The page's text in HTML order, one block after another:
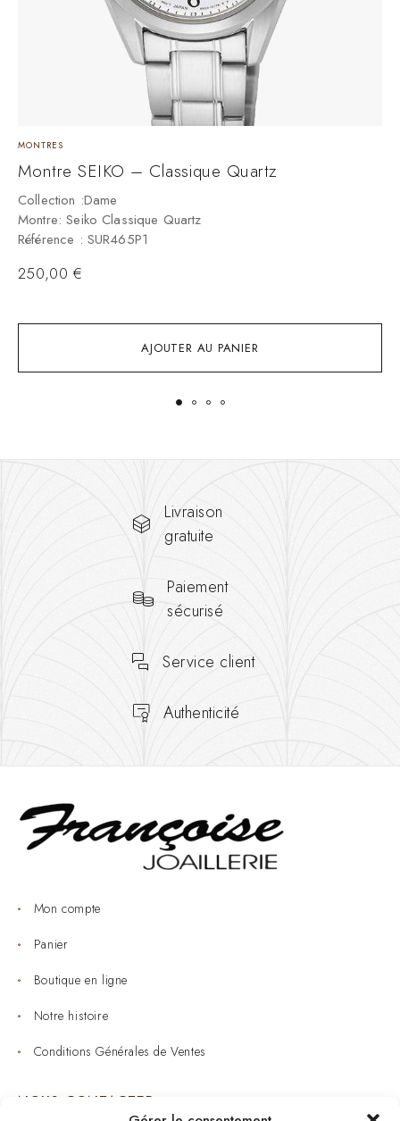
AJOUTER AU PANIER
MONTRES
Montre SEIKO – Classique Quartz
Collection :Dame
Montre: Seiko Classique Quartz
Référence : SUR465P1
250,00 €
Livraison
gratuite
Paiement
sécurisé
Service client
Authenticité
Mon compte
Panier
Boutique en ligne
Notre histoire
Conditions Générales de Ventes
NOUS CONTACTER